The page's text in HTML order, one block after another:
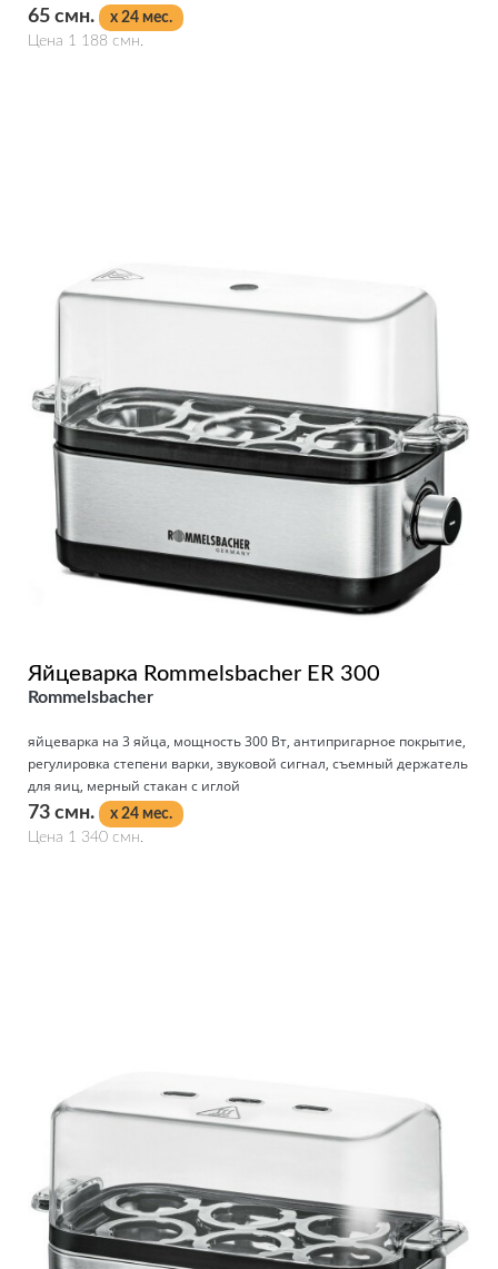
65 смн.
x 24 мес.
Цена 1 188 смн.
Яйцеварка Rommelsbacher ER 300
Rommelsbacher
яйцеварка на 3 яйца, мощность 300 Вт, антипригарное покрытие,
регулировка степени варки, звуковой сигнал, съемный держатель
для яиц, мерный стакан с иглой
73 смн.
x 24 мес.
Цена 1 340 смн.